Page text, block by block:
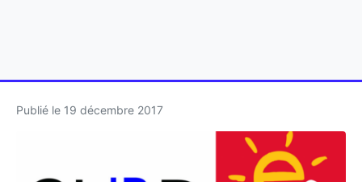
Publié le 19 décembre 2017